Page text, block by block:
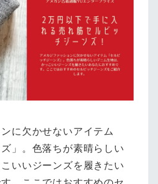
に欠かせないアイテム
ズ」。色落ちが素晴らしい
いいジーンズを履きたい